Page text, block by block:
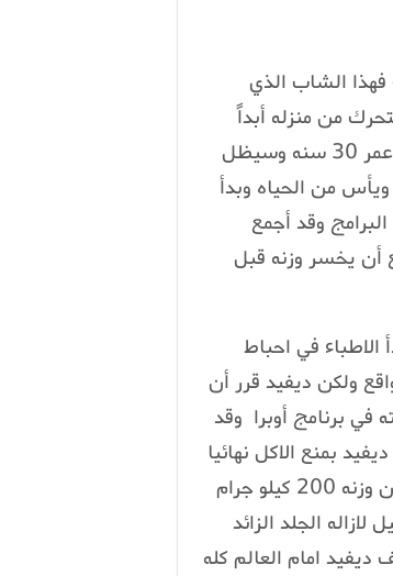
فهذا الشاب الذي
كيلو جرام وكان لايتحرك من منزله أبداً
ولايترك غرفته وفي عام 2003 قال له الاطباء أنه لن يعيش حتى عمر 30 سنه وسيظل
من الحياه وبدأ
وقد أجمع
أن يخسر وزنه قبل
في احباط
ولكن ديفيد قرر أن
برنامج أوبرا وقد
بمنع الاكل نهائيا
لفترات طويله وقام بعمل تمارين لمده 18 ساعه في اليوم وفقد من وزنه 200 كيلو جرام
الجلد الزائد
حوالي 568 كيلو في 18 شهر ووقف ديفيد امام العالم كله